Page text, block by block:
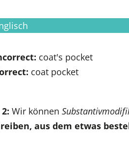
coat's pocket
coat pocket
Wir können
aus dem etwas